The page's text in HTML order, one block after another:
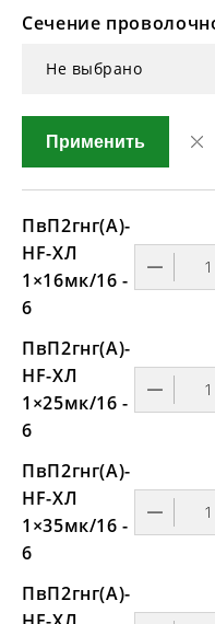
Сечение
Не выбрано
Применить
ПвП2гнг(А)-
HF-ХЛ
1×16мк/16 -
6
ПвП2гнг(А)-
HF-ХЛ
1×25мк/16 -
6
ПвП2гнг(А)-
HF-ХЛ
1×35мк/16 -
6
ПвП2гнг(А)-